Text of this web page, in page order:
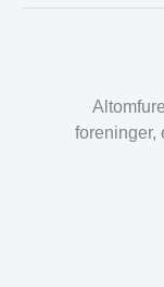
foreninger,